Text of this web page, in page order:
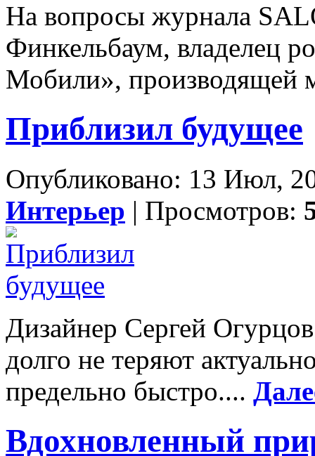
Нa вопросы журнала
Финкельбаум, владелец
Мобили», производящей
Приблизил будущее
Опубликовано: 13 Июл,
Интерьер | Просмотров:
Дизайнер Сергей
долго не теряют
предельно быстро....
Вдохновленный